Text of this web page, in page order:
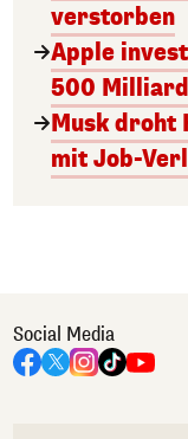
verstorben
Apple
500
Musk droht
mit Job-
Social Media